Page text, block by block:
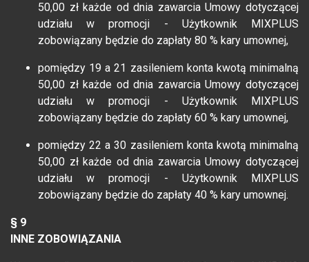
50,00 zł każde od dnia zawarcia Umowy dotyczącej
udziału w promocji - Użytkownik MIXPLUS
zobowiązany będzie do zapłaty 80 % kary umownej,
pomiędzy 19 a 21 zasileniem konta kwotą minimalną
50,00 zł każde od dnia zawarcia Umowy dotyczącej
udziału w promocji - Użytkownik MIXPLUS
zobowiązany będzie do zapłaty 60 % kary umownej,
pomiędzy 22 a 30 zasileniem konta kwotą minimalną
50,00 zł każde od dnia zawarcia Umowy dotyczącej
udziału w promocji - Użytkownik MIXPLUS
zobowiązany będzie do zapłaty 40 % kary umownej.
§ 9
INNE ZOBOWIĄZANIA